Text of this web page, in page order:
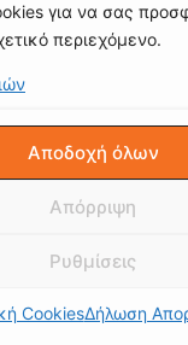
για να σας
περιεχόμενο.
Αποδοχή όλων
Απόρριψη
Ρυθμίσεις
CookiesΔήλωση